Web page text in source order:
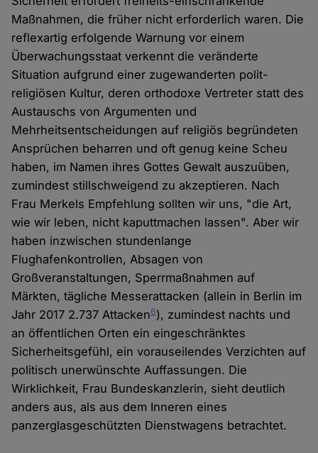
Maßnahmen, die früher nicht erforderlich waren. Die
reflexartig erfolgende Warnung vor einem
Überwachungsstaat verkennt die veränderte
Situation aufgrund einer zugewanderten polit-
religiösen Kultur, deren orthodoxe Vertreter statt des
Austauschs von Argumenten und
Mehrheitsentscheidungen auf religiös begründeten
Ansprüchen beharren und oft genug keine Scheu
haben, im Namen ihres Gottes Gewalt auszuüben,
zumindest stillschweigend zu akzeptieren. Nach
Frau Merkels Empfehlung sollten wir uns, "die Art,
wie wir leben, nicht kaputtmachen lassen". Aber wir
haben inzwischen stundenlange
Flughafenkontrollen, Absagen von
Großveranstaltungen, Sperrmaßnahmen auf
Märkten, tägliche Messerattacken (allein in Berlin im
Jahr 2017 2.737 Attacken6), zumindest nachts und
an öffentlichen Orten ein eingeschränktes
Sicherheitsgefühl, ein vorauseilendes Verzichten auf
politisch unerwünschte Auffassungen. Die
Wirklichkeit, Frau Bundeskanzlerin, sieht deutlich
anders aus, als aus dem Inneren eines
panzerglasgeschützten Dienstwagens betrachtet.